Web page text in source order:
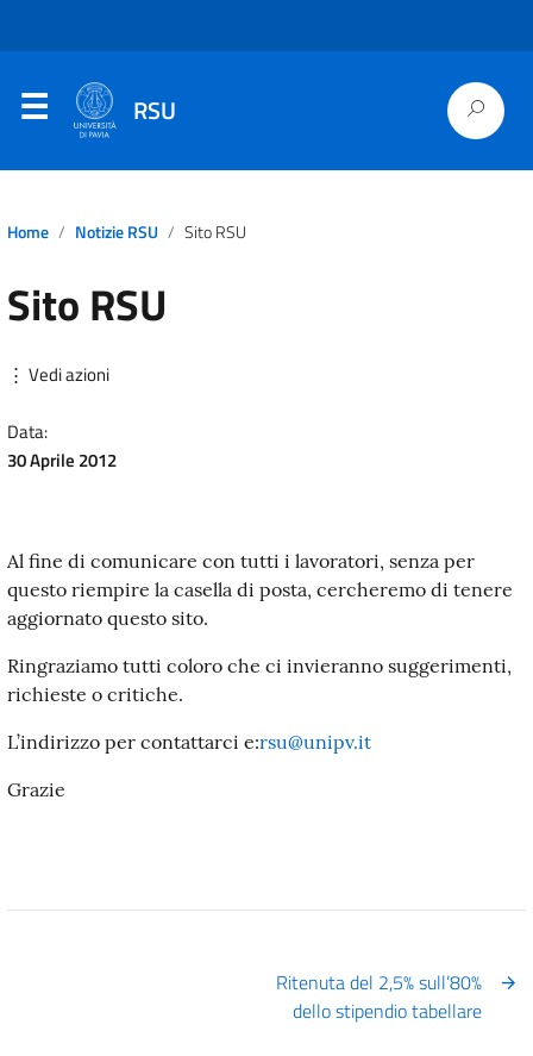
RSU
Home Notizie RSU Sito RSU
Sito RSU
⋮ Vedi azioni
Data:
30 Aprile 2012
Al fine di comunicare con tutti i lavoratori, senza per
questo riempire la casella di posta, cercheremo di tenere
aggiornato questo sito.
Ringraziamo tutti coloro che ci invieranno suggerimenti,
richieste o critiche.
L’indirizzo per contattarci e:rsu@unipv.it
Grazie
Ritenuta del 2,5% sull’80%
dello stipendio tabellare